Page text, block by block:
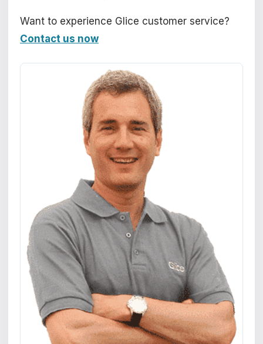
Want to experience Glice customer service?
Contact us now